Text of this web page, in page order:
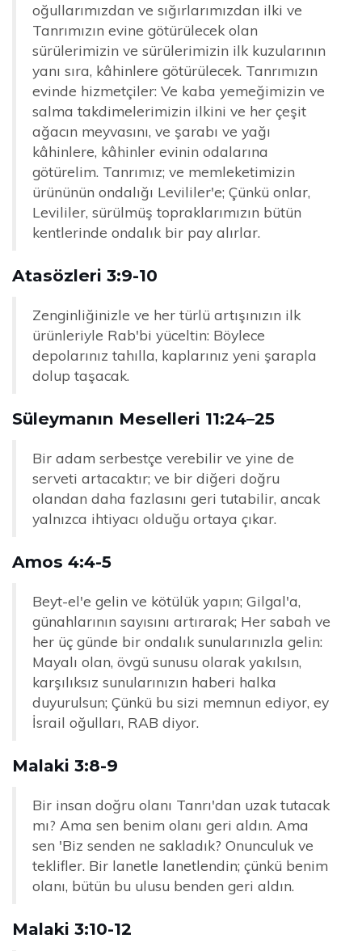
oğullarımızdan ve sığırlarımızdan ilki ve
Tanrımızın evine götürülecek olan
sürülerimizin ve sürülerimizin ilk kuzularının
yanı sıra, kâhinlere götürülecek. Tanrımızın
evinde hizmetçiler: Ve kaba yemeğimizin ve
salma takdimelerimizin ilkini ve her çeşit
ağacın meyvasını, ve şarabı ve yağı
kâhinlere, kâhinler evinin odalarına
götürelim. Tanrımız; ve memleketimizin
ürününün ondalığı Levililer'e; Çünkü onlar,
Levililer, sürülmüş topraklarımızın bütün
kentlerinde ondalık bir pay alırlar.
Atasözleri 3:9-10
Zenginliğinizle ve her türlü artışınızın ilk
ürünleriyle Rab'bi yüceltin: Böylece
depolarınız tahılla, kaplarınız yeni şarapla
dolup taşacak.
Süleymanın Meselleri 11:24–25
Bir adam serbestçe verebilir ve yine de
serveti artacaktır; ve bir diğeri doğru
olandan daha fazlasını geri tutabilir, ancak
yalnızca ihtiyacı olduğu ortaya çıkar.
Amos 4:4-5
Beyt-el'e gelin ve kötülük yapın; Gilgal'a,
günahlarının sayısını artırarak; Her sabah ve
her üç günde bir ondalık sunularınızla gelin:
Mayalı olan, övgü sunusu olarak yakılsın,
karşılıksız sunularınızın haberi halka
duyurulsun; Çünkü bu sizi memnun ediyor, ey
İsrail oğulları, RAB diyor.
Malaki 3:8-9
Bir insan doğru olanı Tanrı'dan uzak tutacak
mı? Ama sen benim olanı geri aldın. Ama
sen 'Biz senden ne sakladık? Onunculuk ve
teklifler. Bir lanetle lanetlendin; çünkü benim
olanı, bütün bu ulusu benden geri aldın.
Malaki 3:10-12